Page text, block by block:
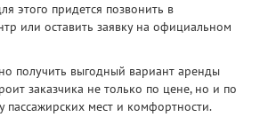
этого придется позвонить в
или оставить заявку на официальном
получить выгодный вариант аренды
заказчика не только по цене, но и по
пассажирских мест и комфортности.